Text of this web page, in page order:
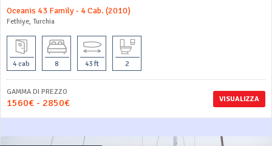
Oceanis 43 Family - 4 Cab. (2010)
Fethiye, Turchia
4 cab 8 43 ft 2
VISUALIZZA
GAMMA DI PREZZO
1560€ - 2850€